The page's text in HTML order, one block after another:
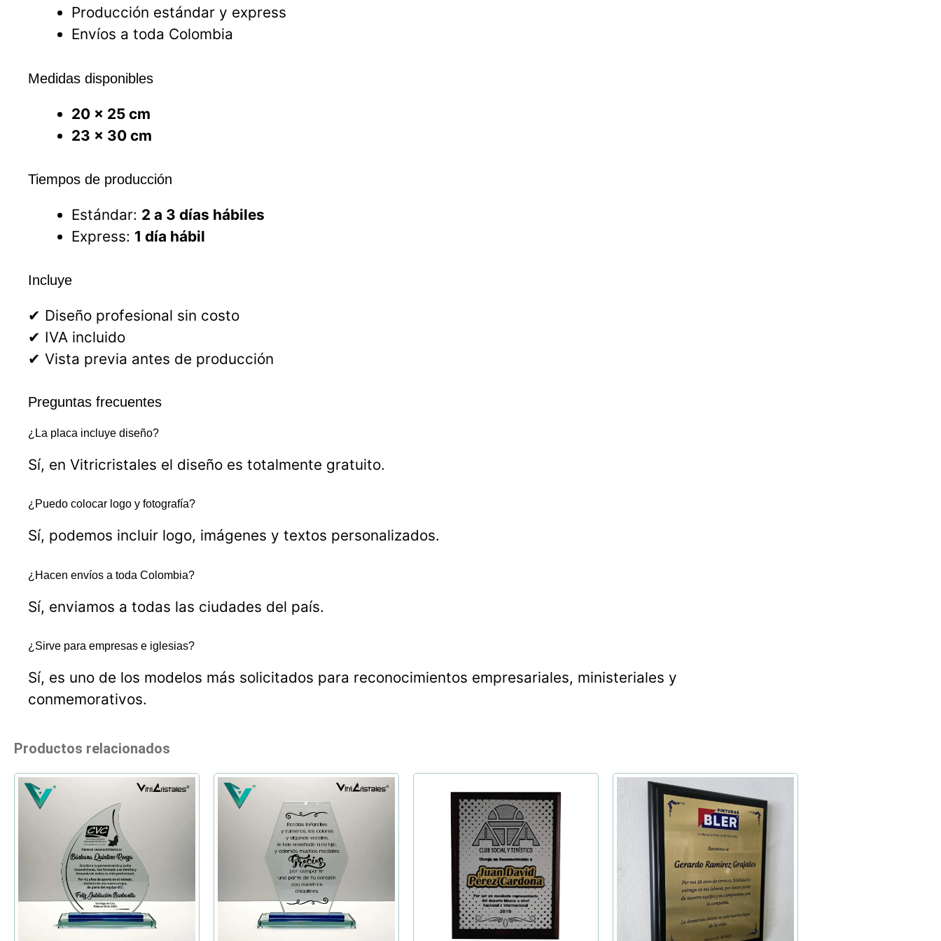
Producción estándar y express
Envíos a toda Colombia
Medidas disponibles
20 x 25 cm
23 x 30 cm
Tiempos de producción
Estándar: 2 a 3 días hábiles
Express: 1 día hábil
Incluye
✔ Diseño profesional sin costo
✔ IVA incluido
✔ Vista previa antes de producción
Preguntas frecuentes
¿La placa incluye diseño?
Sí, en Vitricristales el diseño es totalmente gratuito.
¿Puedo colocar logo y fotografía?
Sí, podemos incluir logo, imágenes y textos personalizados.
¿Hacen envíos a toda Colombia?
Sí, enviamos a todas las ciudades del país.
¿Sirve para empresas e iglesias?
Sí, es uno de los modelos más solicitados para reconocimientos empresariales, ministeriales y
conmemorativos.
Productos relacionados